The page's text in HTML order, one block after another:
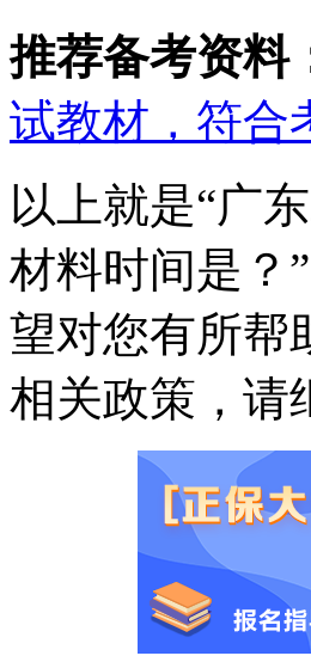
推荐备考资料
试教材，符合
以上就是“广
材料时间是？
望对您有所帮
相关政策，请